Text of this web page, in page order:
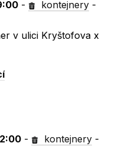
- kontejnery -
v ulici Kryštofova x
- kontejnery -